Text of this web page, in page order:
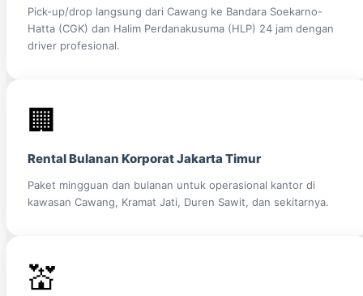
Pick-up/drop langsung dari Cawang ke Bandara Soekarno-
Hatta (CGK) dan Halim Perdanakusuma (HLP) 24 jam dengan
driver profesional.
🏢
Rental Bulanan Korporat Jakarta Timur
Paket mingguan dan bulanan untuk operasional kantor di
kawasan Cawang, Kramat Jati, Duren Sawit, dan sekitarnya.
💒